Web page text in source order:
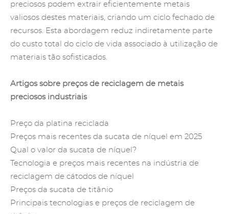
preciosos podem extrair eficientemente metais
valiosos destes materiais, criando um ciclo fechado de
recursos. Esta abordagem reduz indiretamente parte
do custo total do ciclo de vida associado à utilização de
materiais tão sofisticados.
Artigos sobre preços de reciclagem de metais
preciosos industriais
Preço da platina reciclada
Preços mais recentes da sucata de níquel em 2025
Qual o valor da sucata de níquel?
Tecnologia e preços mais recentes na indústria de
reciclagem de cátodos de níquel
Preços da sucata de titânio
Principais tecnologias e preços de reciclagem de